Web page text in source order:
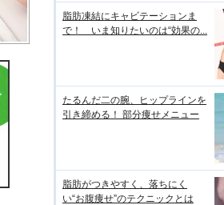
脂肪凍結にキャビテーションま
で！ いま知りたいのは“効果の...
たるんだ二の腕、ヒップラインを
引き締める！ 部分痩せメニュー
脂肪がつきやすく、落ちにく
い“お腹痩せ”のテクニックとは